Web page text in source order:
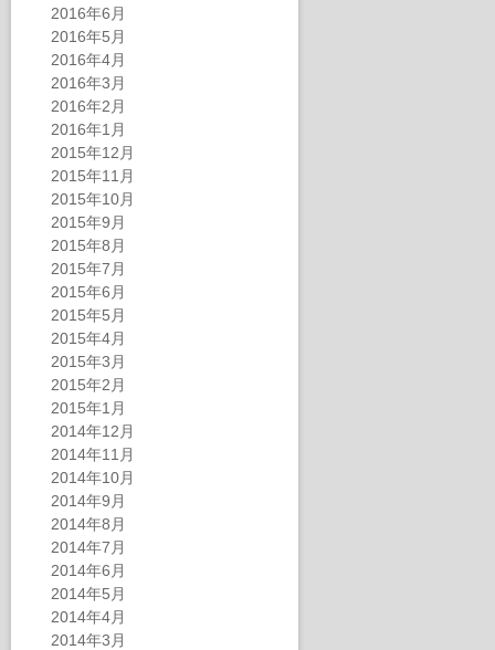
2016年6月
2016年5月
2016年4月
2016年3月
2016年2月
2016年1月
2015年12月
2015年11月
2015年10月
2015年9月
2015年8月
2015年7月
2015年6月
2015年5月
2015年4月
2015年3月
2015年2月
2015年1月
2014年12月
2014年11月
2014年10月
2014年9月
2014年8月
2014年7月
2014年6月
2014年5月
2014年4月
2014年3月